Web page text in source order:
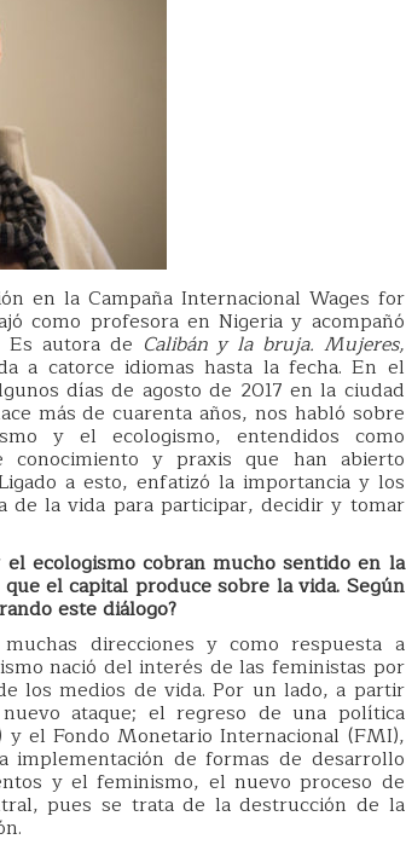
en la Campaña Internacional Wages for
como profesora en Nigeria y acompañó
autora de Calibán y la bruja. Mujeres,
a catorce idiomas hasta la fecha. En el
días de agosto de 2017 en la ciudad
más de cuarenta años, nos habló sobre
y el ecologismo, entendidos como
conocimiento y praxis que han abierto
a esto, enfatizó la importancia y los
de la vida para participar, decidir y tomar
ecologismo cobran mucho sentido en la
el capital produce sobre la vida. Según
este diálogo?
direcciones y como respuesta a
nació del interés de las feministas por
los medios de vida. Por un lado, a partir
ataque; el regreso de una política
el Fondo Monetario Internacional (FMI),
implementación de formas de desarrollo
y el feminismo, el nuevo proceso de
pues se trata de la destrucción de la